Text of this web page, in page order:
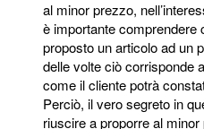
al minor prezzo,
è importante comprendere
proposto un articolo ad un
delle volte ciò corrisponde
come il cliente potrà
Perciò, il vero segreto in
riuscire a proporre al